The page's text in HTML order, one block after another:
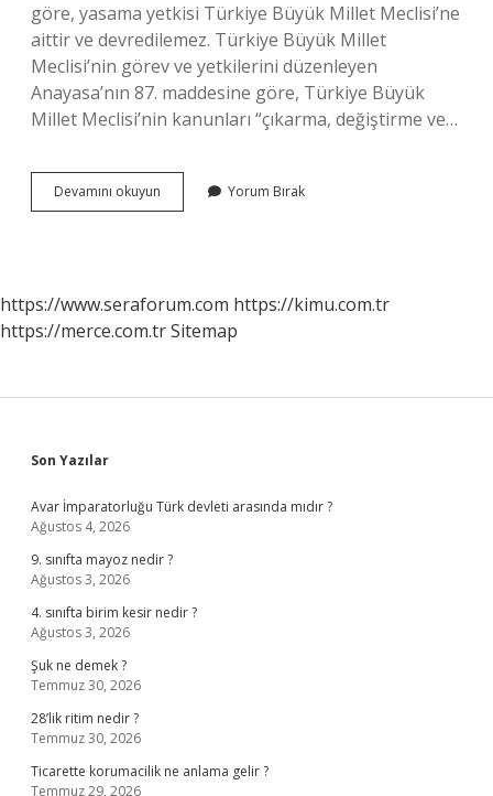
göre, yasama yetkisi Türkiye Büyük Millet Meclisi’ne
aittir ve devredilemez. Türkiye Büyük Millet
Meclisi’nin görev ve yetkilerini düzenleyen
Anayasa’nın 87. maddesine göre, Türkiye Büyük
Millet Meclisi’nin kanunları “çıkarma, değiştirme ve…
Devamını okuyun Kanunlar
Hangisi
Yorum Bırak
https://www.seraforum.com https://kimu.com.tr
https://merce.com.trSitemap
Sidebar
Son Yazılar
Avar İmparatorluğu Türk devleti arasında mıdır ?
Ağustos 4, 2026
9. sınıfta mayoz nedir ?
Ağustos 3, 2026
4. sınıfta birim kesir nedir ?
Ağustos 3, 2026
Şuk ne demek ?
Temmuz 30, 2026
28’lik ritim nedir ?
Temmuz 30, 2026
Ticarette korumacilik ne anlama gelir ?
Temmuz 29, 2026